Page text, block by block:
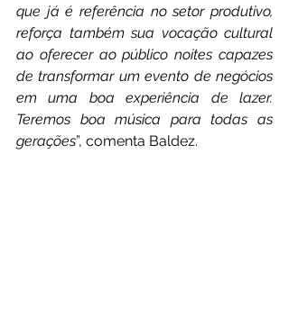
que já é referência no setor produtivo,
reforça também sua vocação cultural
ao oferecer ao público noites capazes
de transformar um evento de negócios
em uma boa experiência de lazer.
Teremos boa música para todas as
gerações”, comenta Baldez.